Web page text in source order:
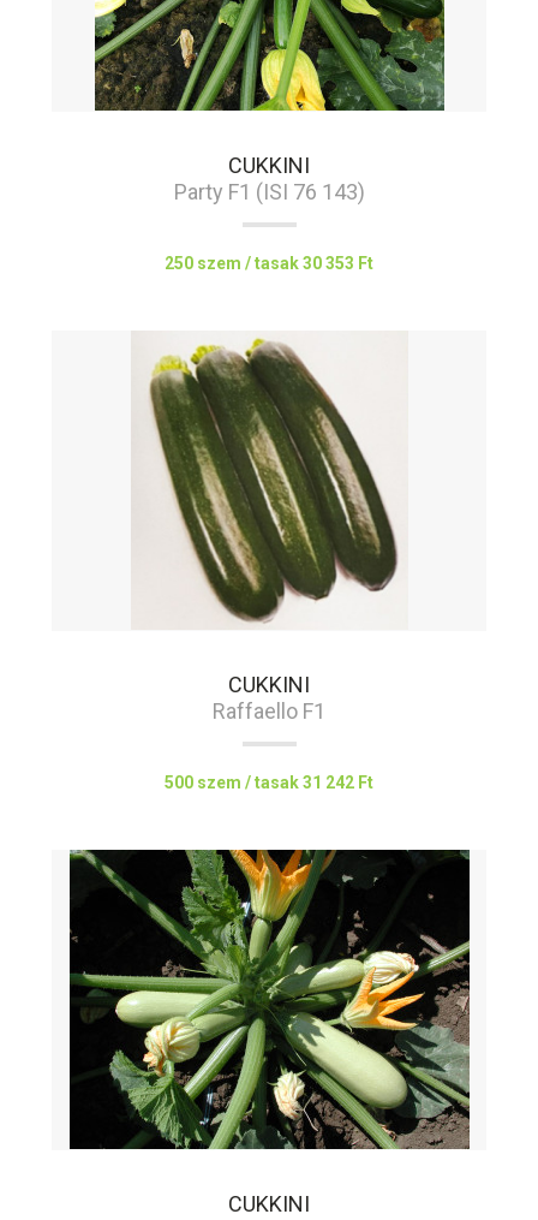
CUKKINI
Party F1 (ISI 76 143)
250 szem / tasak30 353 Ft
CUKKINI
Raffaello F1
500 szem / tasak31 242 Ft
CUKKINI